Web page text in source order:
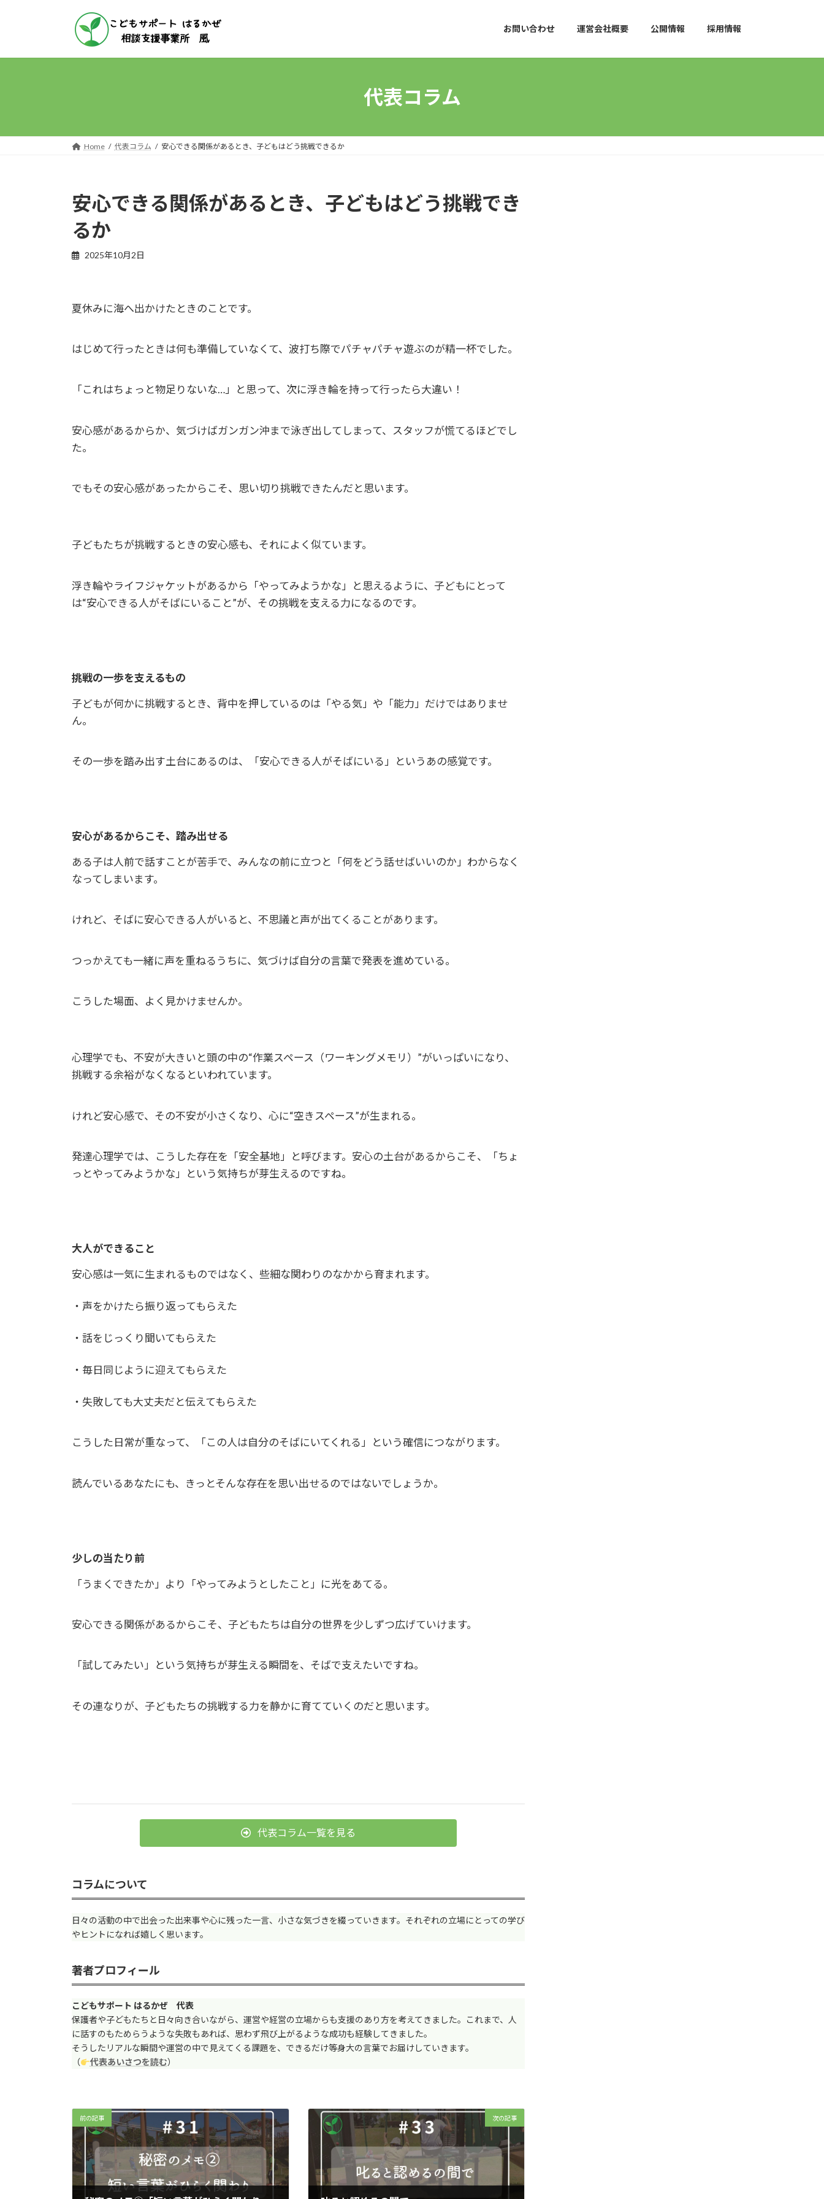
プ
動
お問い合わせ 運営会社概要 公開情報 採用情報
代表コラム
Home 代表コラム 安心できる関係があるとき、子どもはどう挑戦できるか
安心できる関係があるとき、子どもはどう挑戦でき
るか
2025年10月2日
夏休みに海へ出かけたときのことです。
はじめて行ったときは何も準備していなくて、波打ち際でパチャパチャ遊ぶのが精一杯でした。
「これはちょっと物足りないな…」と思って、次に浮き輪を持って行ったら大違い！
安心感があるからか、気づけばガンガン沖まで泳ぎ出してしまって、スタッフが慌てるほどでし
た。
でもその安心感があったからこそ、思い切り挑戦できたんだと思います。
子どもたちが挑戦するときの安心感も、それによく似ています。
浮き輪やライフジャケットがあるから「やってみようかな」と思えるように、子どもにとって
は“安心できる人がそばにいること”が、その挑戦を支える力になるのです。
挑戦の一歩を支えるもの
子どもが何かに挑戦するとき、背中を押しているのは「やる気」や「能力」だけではありませ
ん。
その一歩を踏み出す土台にあるのは、「安心できる人がそばにいる」というあの感覚です。
安心があるからこそ、踏み出せる
ある子は人前で話すことが苦手で、みんなの前に立つと「何をどう話せばいいのか」わからなく
なってしまいます。
けれど、そばに安心できる人がいると、不思議と声が出てくることがあります。
つっかえても一緒に声を重ねるうちに、気づけば自分の言葉で発表を進めている。
こうした場面、よく見かけませんか。
心理学でも、不安が大きいと頭の中の“作業スペース（ワーキングメモリ）”がいっぱいになり、
挑戦する余裕がなくなるといわれています。
けれど安心感で、その不安が小さくなり、心に“空きスペース”が生まれる。
発達心理学では、こうした存在を「安全基地」と呼びます。安心の土台があるからこそ、「ちょ
っとやってみようかな」という気持ちが芽生えるのですね。
大人ができること
安心感は一気に生まれるものではなく、些細な関わりのなかから育まれます。
・声をかけたら振り返ってもらえた
・話をじっくり聞いてもらえた
・毎日同じように迎えてもらえた
・失敗しても大丈夫だと伝えてもらえた
こうした日常が重なって、「この人は自分のそばにいてくれる」という確信につながります。
読んでいるあなたにも、きっとそんな存在を思い出せるのではないでしょうか。
少しの当たり前
「うまくできたか」より「やってみようとしたこと」に光をあてる。
安心できる関係があるからこそ、子どもたちは自分の世界を少しずつ広げていけます。
「試してみたい」という気持ちが芽生える瞬間を、そばで支えたいですね。
その連なりが、子どもたちの挑戦する力を静かに育てていくのだと思います。
代表コラム一覧を見る
コラムについて
日々の活動の中で出会った出来事や心に残った一言、小さな気づきを綴っていきます。それぞれの立場にとっての学び
やヒントになれば嬉しく思います。
著者プロフィール
こどもサポート はるかぜ 代表
保護者や子どもたちと日々向き合いながら、運営や経営の立場からも支援のあり方を考えてきました。これまで、人
に話すのもためらうような失敗もあれば、思わず飛び上がるような成功も経験してきました。
そうしたリアルな瞬間や運営の中で見えてくる課題を、できるだけ等身大の言葉でお届けしていきます。
（
代表あいさつを読む）
前の記事 次の記事